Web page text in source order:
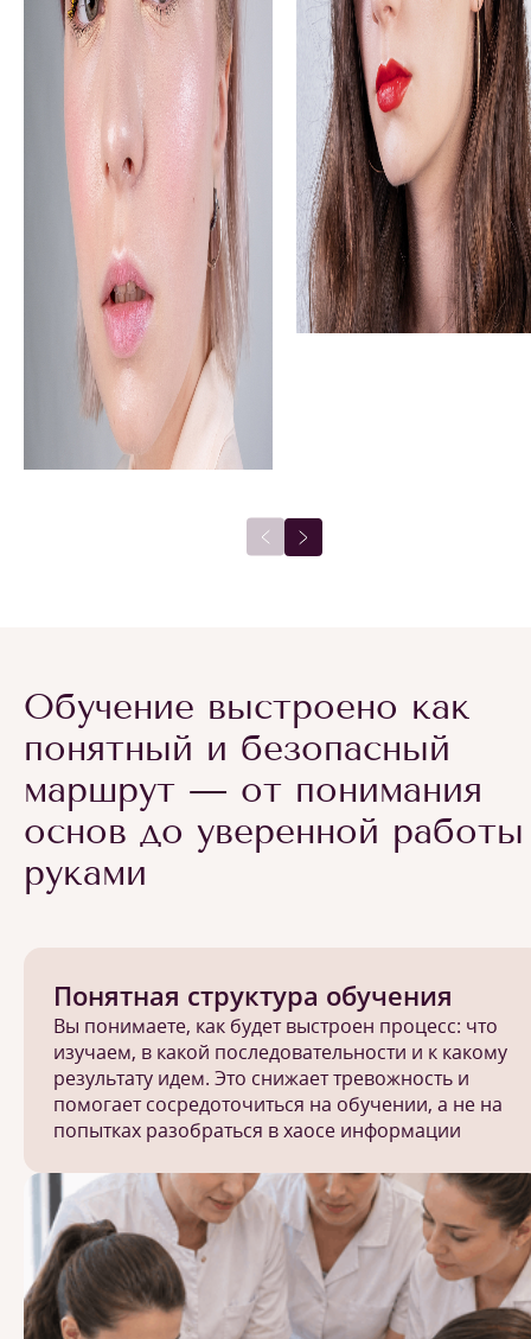
Обучение выстроено как
понятный и безопасный
маршрут — от понимания
основ до уверенной работы
руками
Понятная структура обучения
Вы понимаете, как будет выстроен процесс: что
изучаем, в какой последовательности и к какому
результату идем. Это снижает тревожность и
помогает сосредоточиться на обучении, а не на
попытках разобраться в хаосе информации